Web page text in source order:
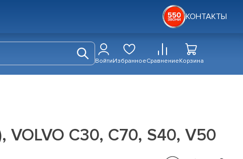
КОНТАКТЫ
ВойтиИзбранноеСравнениеКорзина
VOLVO C30, C70, S40, V50